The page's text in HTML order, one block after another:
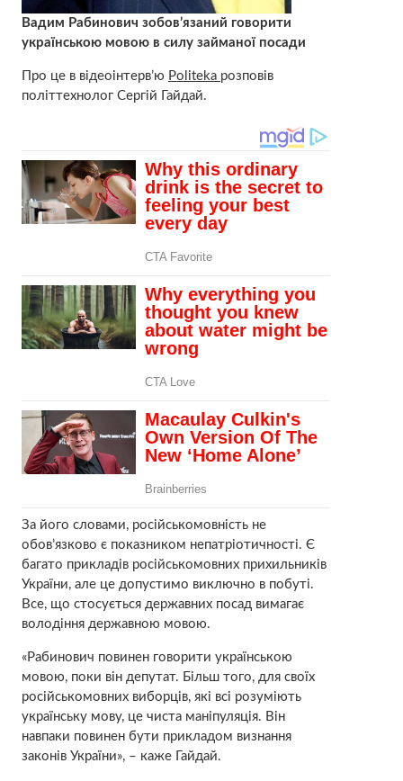
Вадим Рабинович зобов’язаний говорити
українською мовою в силу займаної посади
Про це в відеоінтерв’ю Politeka розповів
політтехнолог Сергій Гайдай.
За його словами, російськомовність не
обов’язково є показником непатріотичності. Є
багато прикладів російськомовних прихильників
України, але це допустимо виключно в побуті.
Все, що стосується державних посад вимагає
володіння державною мовою.
«Рабинович повинен говорити українською
мовою, поки він депутат. Більш того, для своїх
російськомовних виборців, які всі розуміють
українську мову, це чиста маніпуляція. Він
навпаки повинен бути прикладом визнання
законів України», – каже Гайдай.